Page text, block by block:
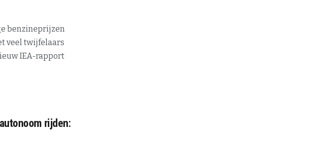
benzineprijzen
veel twijfelaars
IEA-rapport
rijden: